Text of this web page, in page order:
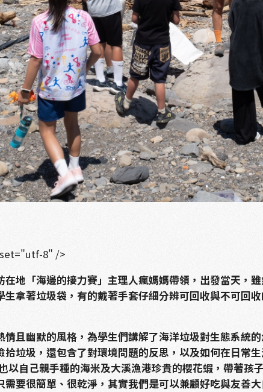
8" />
在地「海邊的接力賽」主理人瘋媽媽帶領，出發當天，
生拿著垃圾袋，有的戴著手套仔細分辨可回收與不可回
情且幽默的風格，為學生們講解了海洋垃圾對生態系統
拾垃圾，還包含了對環境問題的反思，以及如何在日常
以自己親手種的海米及大溪漁港珍貴的櫻花蝦，帶著孩
需要很簡單、很乾淨，其實我們是可以兼顧好吃與友善大